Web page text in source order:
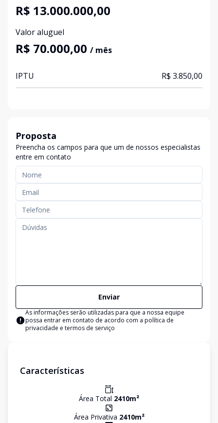
R$ 13.000.000,00
Valor aluguel
R$ 70.000,00 / mês
IPTU R$ 3.850,00
Proposta
Preencha os campos para que um de nossos especialistas
entre em contato
Enviar
As informações serão utilizadas para que a nossa equipe
possa entrar em contato de acordo com a política de
privacidade e termos de serviço
Características
Área Total 2410m²
Área Privativa 2410m²